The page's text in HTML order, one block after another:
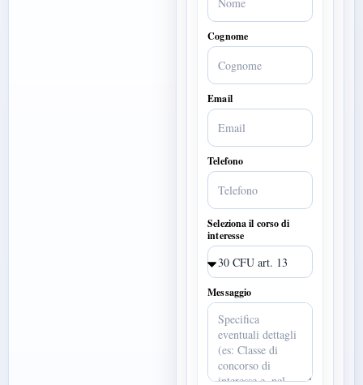
Cognome
Email
Telefono
Seleziona il corso di
interesse
Messaggio